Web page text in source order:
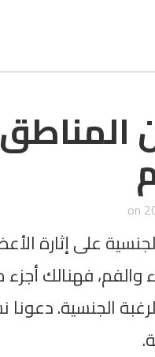
على إثارة
والفم، فهنالك
الجنسية.